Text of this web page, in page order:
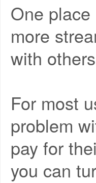
One
more
with
For most
problem
pay for
you can